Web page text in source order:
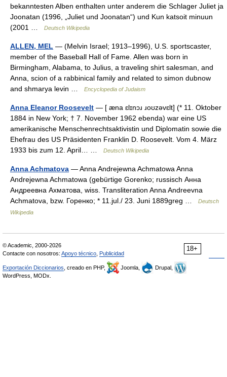
bekanntesten Alben enthalten unter anderem die Schlager Juliet ja
Joonatan (1996, „Juliet und Joonatan“) und Kun katsoit minuun
(2001 …
Deutsch Wikipedia
ALLEN, MEL — (Melvin Israel; 1913–1996), U.S. sportscaster,
member of the Baseball Hall of Fame. Allen was born in
Birmingham, Alabama, to Julius, a traveling shirt salesman, and
Anna, scion of a rabbinical family and related to simon dubnow
and shmarya levin …
Encyclopedia of Judaism
Anna Eleanor Roosevelt — [ æna ɛlɪnɔɹ ɹoʊzəvɛlt] (* 11. Oktober
1884 in New York; † 7. November 1962 ebenda) war eine US
amerikanische Menschenrechtsaktivistin und Diplomatin sowie die
Ehefrau des US Präsidenten Franklin D. Roosevelt. Vom 4. März
1933 bis zum 12. April… …
Deutsch Wikipedia
Anna Achmatova — Anna Andrejewna Achmatowa Anna
Andrejewna Achmatowa (gebürtige Gorenko; russisch Анна
Андреевна Ахматова, wiss. Transliteration Anna Andreevna
Achmatova, bzw. Горенко; * 11.jul./ 23. Juni 1889greg …
Deutsch
Wikipedia
18+
© Academic, 2000-2026
Contacte con nosotros: Apoyo técnico Publicidad
Exportación Diccionarios , creado en PHP, Joomla,
Drupal,
WordPress, MODx.